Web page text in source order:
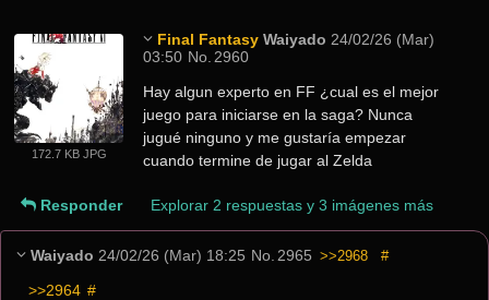
172.7 KB JPG
Final Fantasy Waiyado 24/02/26 (Mar)
03:50 No. 2960
Hay algun experto en FF ¿cual es el mejor
juego para iniciarse en la saga? Nunca
jugué ninguno y me gustaría empezar
cuando termine de jugar al Zelda
Responder Explorar 2 respuestas y 3 imágenes más
Waiyado 24/02/26 (Mar) 18:25 No. 2965 >>2968 #
>>2964 #